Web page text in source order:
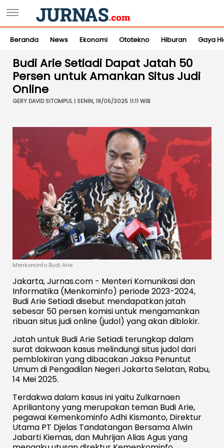
Beranda News Ekonomi Ototekno Hiburan Gaya
Budi Arie Setiadi Dapat Jatah 50
Persen untuk Amankan Situs Judi
Online
GERY DAVID SITOMPUL | SENIN, 19/05/2025 11:11 WIB
Menkominfo Budi Arie
Jakarta, Jurnas.com - Menteri Komunikasi dan
Informatika (Menkominfo) periode 2023-2024,
Budi Arie Setiadi disebut mendapatkan jatah
sebesar 50 persen komisi untuk mengamankan
ribuan situs judi online (judol) yang akan diblokir.
Jatah untuk Budi Arie Setiadi terungkap dalam
surat dakwaan kasus melindungi situs judol dari
pemblokiran yang dibacakan Jaksa Penuntut
Umum di Pengadilan Negeri Jakarta Selatan, Rabu,
14 Mei 2025.
Terdakwa dalam kasus ini yaitu Zulkarnaen
Apriliantony yang merupakan teman Budi Arie,
pegawai Kemenkominfo Adhi Kismanto, Direktur
Utama PT Djelas Tandatangan Bersama Alwin
Jabarti Kiemas, dan Muhrijan Alias Agus yang